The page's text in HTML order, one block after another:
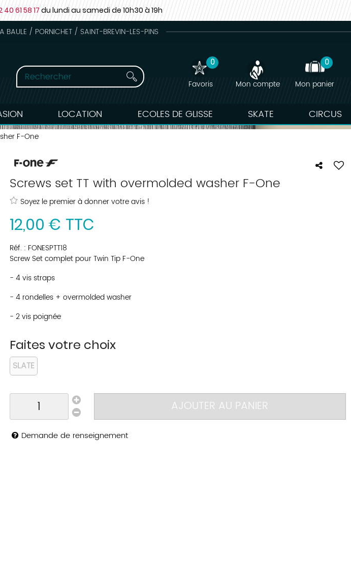
40 61 58 17 du lundi au samedide 10h30 à 19h
BAULE / PORNICHET / SAINT-BREVIN-LES-PINS
0
Favoris
Mon compte
0
Mon panier
LOCATION ECOLES DE GLISSE SKATE CIRCUS
F-One
Screws set TT with overmolded washer F-One
Soyez le premier à donner votre avis !
12,00 € TTC
Réf. : FONESPTT18
Screw Set complet pour Twin Tip F-One
- 4 vis straps
- 4 rondelles + overmolded washer
- 2 vis poignée
Faites votre choix
SLATE
AJOUTER AU PANIER
Demande de renseignement